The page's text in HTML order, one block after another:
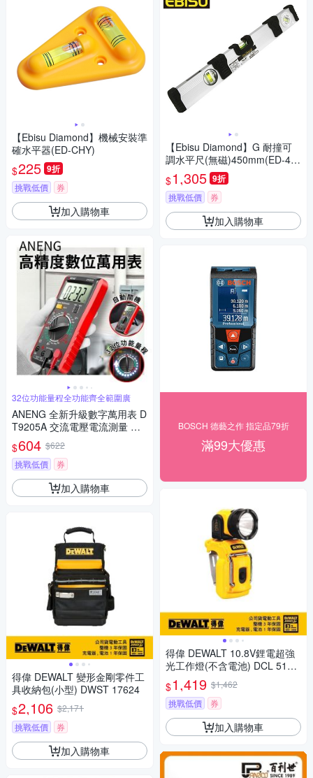
【Ebisu Diamond】機械安裝準
確水平器(ED-CHY)
$225 9折
挑戰低價 券
加入購物車
32位功能量程全功能齊全範圍廣
ANENG 全新升級數字萬用表 D
T9205A 交流電壓電流測量 蜂
鳴器檢測 三用電錶 電容 二級管
測量儀
$604 $622
挑戰低價
券
加入購物車
得偉 DEWALT 變形金剛零件工
具收納包(小型) DWST 17624
$2,106 $2,171
挑戰低價
券
加入購物車
【Ebisu Diamond】G 耐撞可
調水平尺(無磁)450mm(ED-45
GAN-18 )
$1,305 9折
挑戰低價 券
加入購物車
BOSCH 德藝之作 指定品79折
滿99大優惠
得偉 DEWALT 10.8V鋰電超強
光工作燈(不含電池) DCL 510
$1,419 $1,462
挑戰低價
券
加入購物車